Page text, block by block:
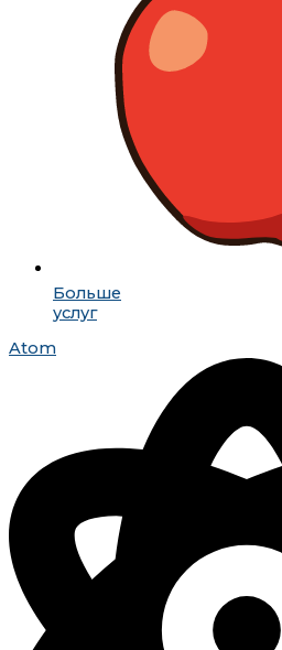
Больше
услуг
Atom